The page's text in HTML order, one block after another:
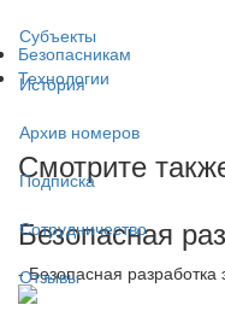
Субъекты
История
Архив номеров
Подписка
Сотрудничество
Отзывы
Безопасникам
Технологии
Смотрите
Безопасная
- Безопасная